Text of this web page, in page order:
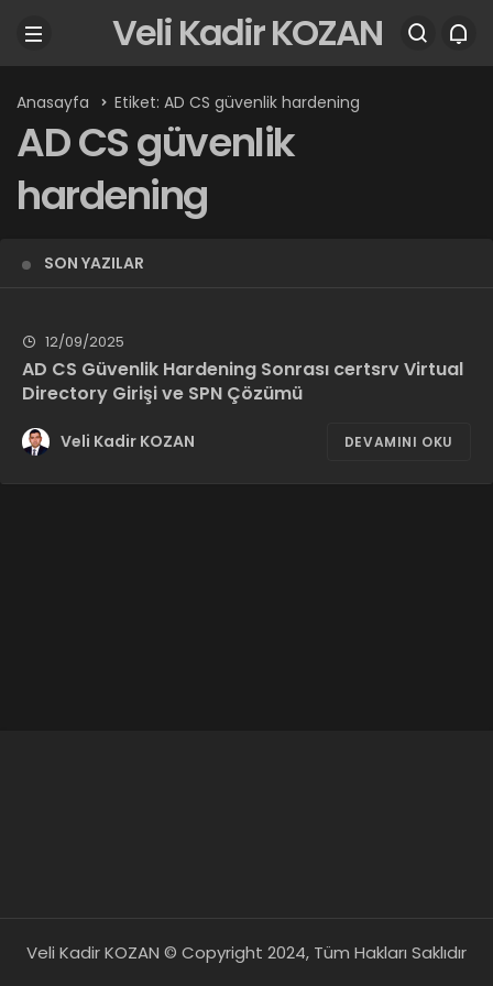
Veli Kadir KOZAN
Anasayfa Etiket: AD CS güvenlik hardening
AD CS güvenlik
hardening
SON YAZILAR
12/09/2025
AD CS Güvenlik Hardening Sonrası certsrv Virtual
Directory Girişi ve SPN Çözümü
Veli Kadir KOZAN DEVAMINI OKU
Veli Kadir KOZAN © Copyright 2024, Tüm Hakları Saklıdır